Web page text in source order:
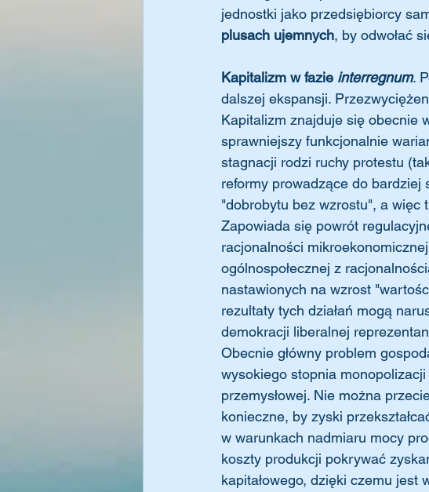
jednostki jako przedsiębiorcy
plusach ujemnych, by odwołać
Kapitalizm w fazie interregnum.
dalszej ekspansji.
Kapitalizm znajduje się obecnie
sprawniejszy funkcjonalnie
stagnacji rodzi ruchy protestu
reformy prowadzące do
"dobrobytu bez wzrostu", a więc
Zapowiada się powrót
racjonalności
ogólnospołecznej z
nastawionych na wzrost
rezultaty tych działań mogą
demokracji liberalnej
Obecnie główny problem
wysokiego stopnia monopolizacji
przemysłowej. Nie można
konieczne, by zyski
w warunkach nadmiaru mocy
koszty produkcji pokrywać
kapitałowego, dzięki czemu jest